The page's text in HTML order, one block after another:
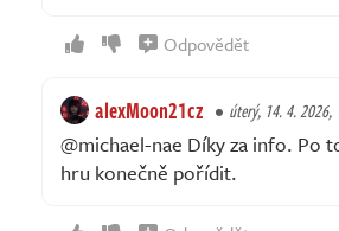
Odpovědět
alexMoon21cz úterý, 14. 4. 2026,
@michael-nae Díky za info. Po
hru konečně pořídit.